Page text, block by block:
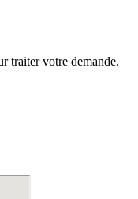
traiter votre demande.